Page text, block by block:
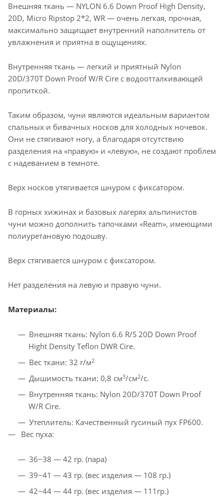
Внешняя ткань — NYLON 6.6 Down Proof High Density,
20D, Micro Ripstop 2*2, WR — очень легкая, прочная,
максимально защищает внутренний наполнитель от
увлажнения и приятна в ощущениях.
Внутренняя ткань — легкий и приятный Nylon
20D/370T Down Proof W/R Cire с водоотталкивающей
пропиткой.
Таким образом, чуни являются идеальным вариантом
спальных и бивачных носков для холодных ночевок.
Они не стягивают ногу, а благодаря отсутствию
разделения на «правую» и «левую», не создают проблем
с надеванием в темноте.
Верх носков утягивается шнуром с фиксатором.
В горных хижинах и базовых лагерях альпинистов
чуни можно дополнить тапочками «Ream», имеющими
полиуретановую подошву.
Верх стягивается шнуром с фиксатором.
Нет разделения на левую и правую чуни.
Материалы:
Внешняя ткань: Nylon 6.6 R/S 20D Down Proof
Hight Density Teflon DWR Cire.
Вес ткани: 32 г/м2
Дышимость ткани: 0,8 см3/см2/с.
Внутренняя ткань: Nylon 20D/370T Down Proof
W/R Cire.
Утеплитель: Качественный гусиный пух FP600.
Вес пуха:
36−38 — 42 гр. (пара)
39−41 — 43 гр. (вес изделия — 108 гр.)
42−44 — 44 гр. (вес изделия — 111гр.)